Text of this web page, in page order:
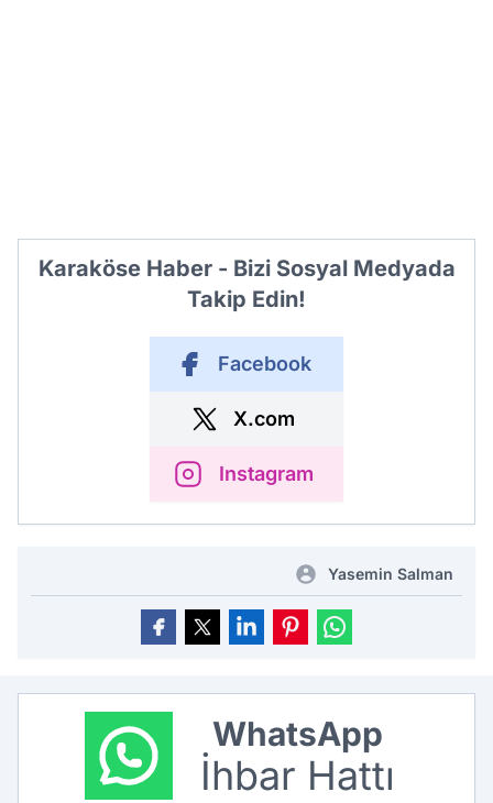
Karaköse Haber - Bizi Sosyal Medyada
Takip Edin!
Facebook
X.com
Instagram
Yasemin Salman
WhatsApp
İhbar Hattı